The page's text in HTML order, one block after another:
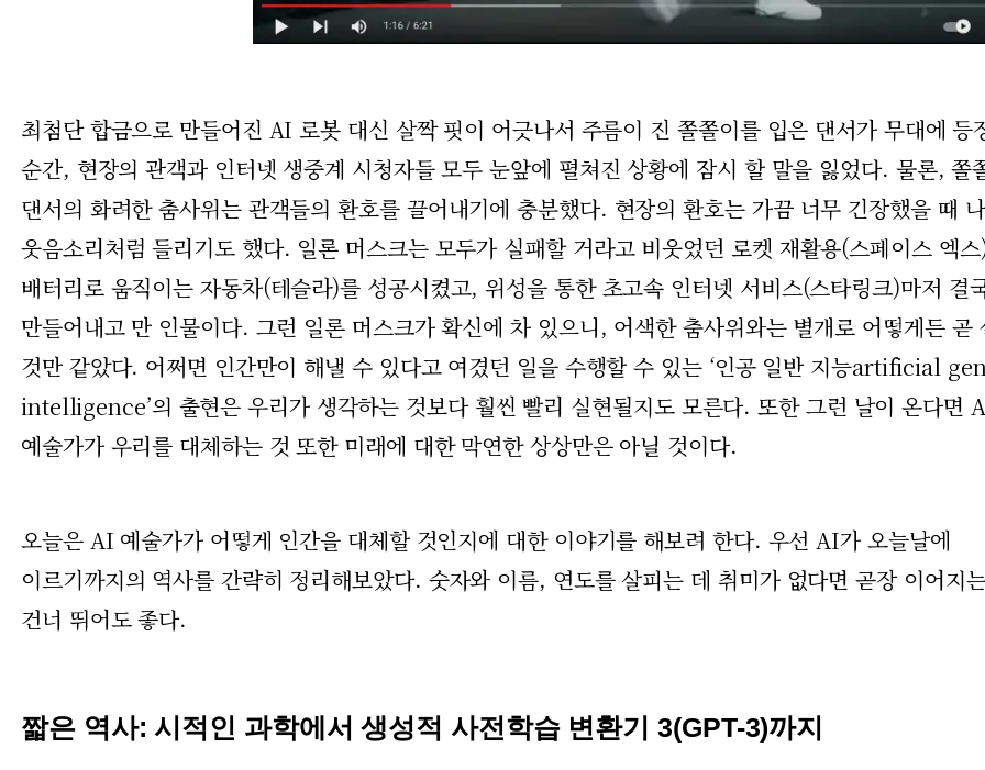
최첨단 합금으로 만들어진 AI 로봇 대신 살짝 핏이 어긋나서 주름이 진 쫄쫄이를 입은 댄서가 무대에 등
순간, 현장의 관객과 인터넷 생중계 시청자들 모두 눈앞에 펼쳐진 상황에 잠시 할 말을 잃었다. 물론, 쫄
댄서의 화려한 춤사위는 관객들의 환호를 끌어내기에 충분했다. 현장의 환호는 가끔 너무 긴장했을 때
웃음소리처럼 들리기도 했다. 일론 머스크는 모두가 실패할 거라고 비웃었던 로켓 재활용(스페이스 엑
배터리로 움직이는 자동차(테슬라)를 성공시켰고, 위성을 통한 초고속 인터넷 서비스(스타링크)마저 결
만들어내고 만 인물이다. 그런 일론 머스크가 확신에 차 있으니, 어색한 춤사위와는 별개로 어떻게든 곧
것만 같았다. 어쩌면 인간만이 해낼 수 있다고 여겼던 일을 수행할 수 있는 ‘인공 일반 지능artificial
intelligence’의 출현은 우리가 생각하는 것보다 훨씬 빨리 실현될지도 모른다. 또한 그런 날이 온다면
예술가가 우리를 대체하는 것 또한 미래에 대한 막연한 상상만은 아닐 것이다.
오늘은 AI 예술가가 어떻게 인간을 대체할 것인지에 대한 이야기를 해보려 한다. 우선 AI가 오늘날에
이르기까지의 역사를 간략히 정리해보았다. 숫자와 이름, 연도를 살피는 데 취미가 없다면 곧장 이어지
건너 뛰어도 좋다.
짧은 역사: 시적인 과학에서 생성적 사전학습 변환기 3(GPT-3)까지